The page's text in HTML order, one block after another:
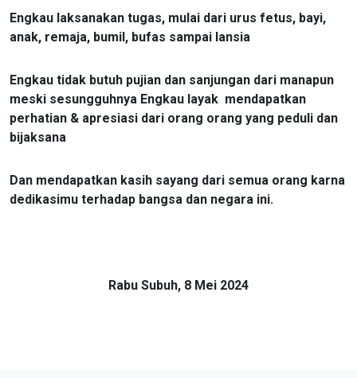
Engkau laksanakan tugas, mulai dari urus fetus, bayi,
anak, remaja, bumil, bufas sampai lansia
Engkau tidak butuh pujian dan sanjungan dari manapun
meski sesungguhnya Engkau layak mendapatkan
perhatian & apresiasi dari orang orang yang peduli dan
bijaksana
Dan mendapatkan kasih sayang dari semua orang karna
dedikasimu terhadap bangsa dan negara ini.
Rabu Subuh, 8 Mei 2024